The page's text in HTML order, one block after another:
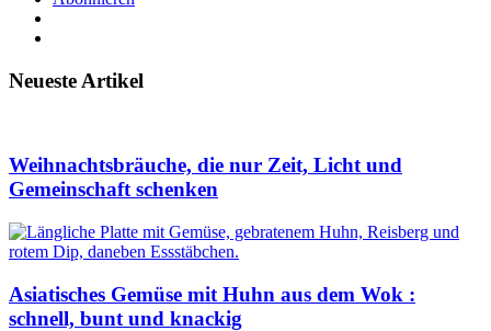
Neueste Artikel
Weihnachtsbräuche, die nur Zeit, Licht und
Gemeinschaft schenken
Asiatisches Gemüse mit Huhn aus dem Wok :
schnell, bunt und knackig